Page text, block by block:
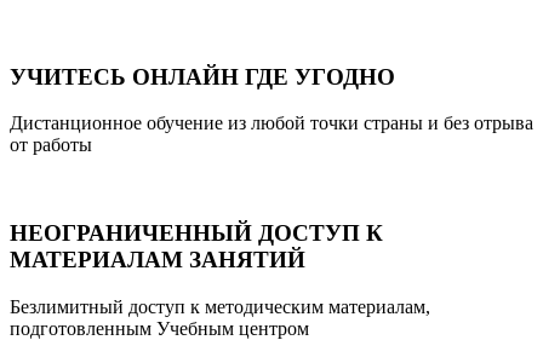
УЧИТЕСЬ ОНЛАЙН ГДЕ УГОДНО
Дистанционное обучение из любой точки страны и без отрыва
от работы
НЕОГРАНИЧЕННЫЙ ДОСТУП К
МАТЕРИАЛАМ ЗАНЯТИЙ
Безлимитный доступ к методическим материалам,
подготовленным Учебным центром